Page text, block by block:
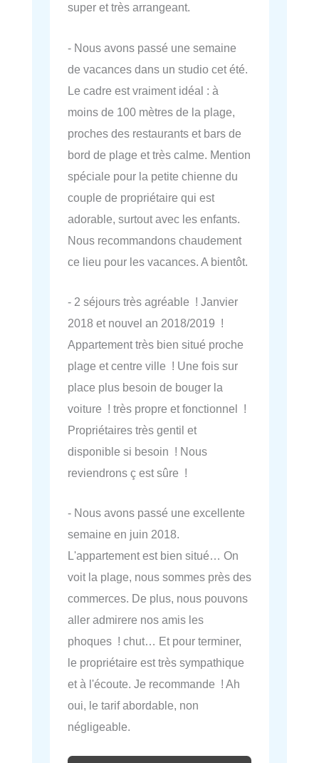
super et très arrangeant.
- Nous avons passé une semaine
de vacances dans un studio cet été.
Le cadre est vraiment idéal : à
moins de 100 mètres de la plage,
proches des restaurants et bars de
bord de plage et très calme. Mention
spéciale pour la petite chienne du
couple de propriétaire qui est
adorable, surtout avec les enfants.
Nous recommandons chaudement
ce lieu pour les vacances. A bientôt.
- 2 séjours très agréable ! Janvier
2018 et nouvel an 2018/2019 !
Appartement très bien situé proche
plage et centre ville ! Une fois sur
place plus besoin de bouger la
voiture ! très propre et fonctionnel !
Propriétaires très gentil et
disponible si besoin ! Nous
reviendrons ç est sûre !
- Nous avons passé une excellente
semaine en juin 2018.
L'appartement est bien situé… On
voit la plage, nous sommes près des
commerces. De plus, nous pouvons
aller admirere nos amis les
phoques ! chut… Et pour terminer,
le propriétaire est très sympathique
et à l'écoute. Je recommande ! Ah
oui, le tarif abordable, non
négligeable.